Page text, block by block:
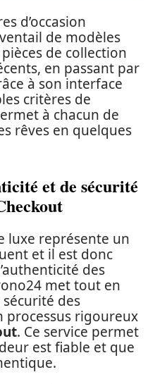
d’occasion
de modèles
de collection
en passant par
à son interface
critères de
à chacun de
rêves en quelques
et de sécurité
luxe représente un
et il est donc
des
met tout en
des
processus rigoureux
. Ce service permet
est fiable et que